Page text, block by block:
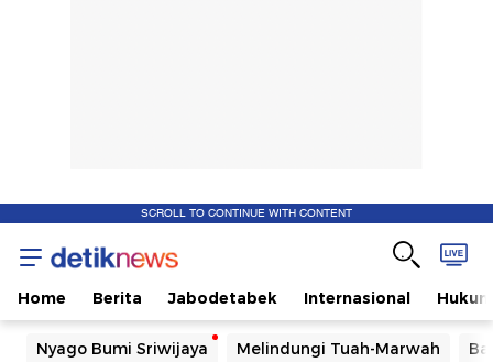
SCROLL TO CONTINUE WITH CONTENT
Home Berita Jabodetabek Internasional Hukum
Nyago Bumi Sriwijaya Melindungi Tuah-Marwah